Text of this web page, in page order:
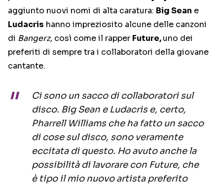
aggiunto nuovi nomi di alta caratura: Big Sean e
Ludacris hanno impreziosito alcune delle canzoni
di Bangerz, così come il rapper Future,uno dei
preferiti di sempre tra i collaboratori della giovane
cantante.
Ci sono un sacco di collaboratori sul
disco. Big Sean e Ludacris e, certo,
Pharrell Williams che ha fatto un sacco
di cose sul disco, sono veramente
eccitata di questo. Ho avuto anche la
possibilità di lavorare con Future, che
è tipo il mio nuovo artista preferito